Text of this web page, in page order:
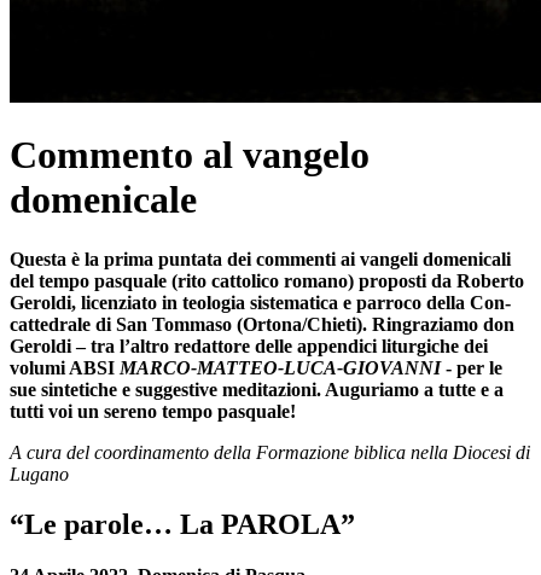
Commento al vangelo
domenicale
Questa è la prima puntata dei commenti ai vangeli domenicali
del tempo pasquale (rito cattolico romano) proposti da Roberto
Geroldi, licenziato in teologia sistematica e parroco della Con-
cattedrale di San Tommaso (Ortona/Chieti). Ringraziamo don
Geroldi – tra l’altro redattore delle appendici liturgiche dei
volumi ABSI MARCO-MATTEO-LUCA-GIOVANNI- per le
sue sintetiche e suggestive meditazioni. Auguriamo a tutte e a
tutti voi un sereno tempo pasquale!
A cura del coordinamento della Formazione biblica nella Diocesi di
Lugano
“Le parole… La PAROLA”